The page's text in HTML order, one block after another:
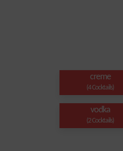
creme
(4 Cocktails)
vodka
(2 Cocktails)